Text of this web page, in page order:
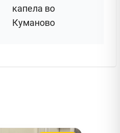
капела во
Куманово